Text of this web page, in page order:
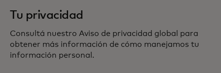
Tu privacidad
Consultá nuestro Aviso de privacidad global para
obtener más información de cómo manejamos tu
información personal.